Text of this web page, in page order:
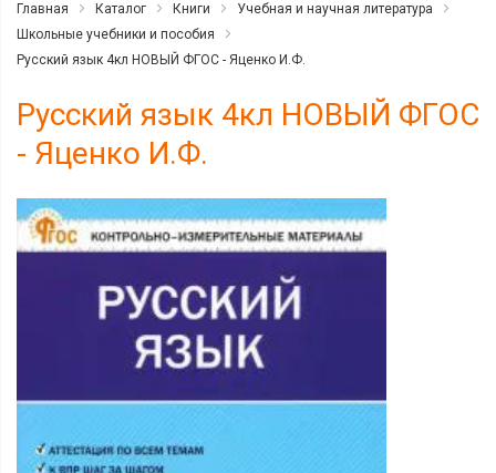
Главная Каталог Книги
Учебная и научная литература
Школьные учебники и пособия
Русский язык 4кл НОВЫЙ ФГОС - Яценко И.Ф.
Русский язык 4кл НОВЫЙ ФГОС
- Яценко И.Ф.